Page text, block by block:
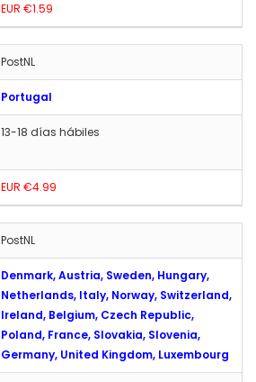
EUR €1.59
PostNL
Portugal
13-18 días hábiles
EUR €4.99
PostNL
Denmark, Austria, Sweden, Hungary,
Netherlands, Italy, Norway, Switzerland,
Ireland, Belgium, Czech Republic,
Poland, France, Slovakia, Slovenia,
Germany, United Kingdom, Luxembourg